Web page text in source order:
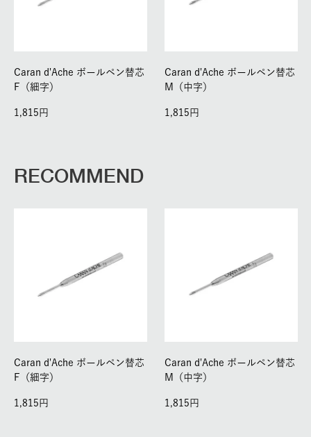
Caran d'Ache ボールペン替芯
F（細字）
1,815
Caran d'Ache ボールペン替芯
M（中字）
1,815
RECOMMEND
Caran d'Ache ボールペン替芯
F（細字）
1,815
Caran d'Ache ボールペン替芯
M（中字）
1,815